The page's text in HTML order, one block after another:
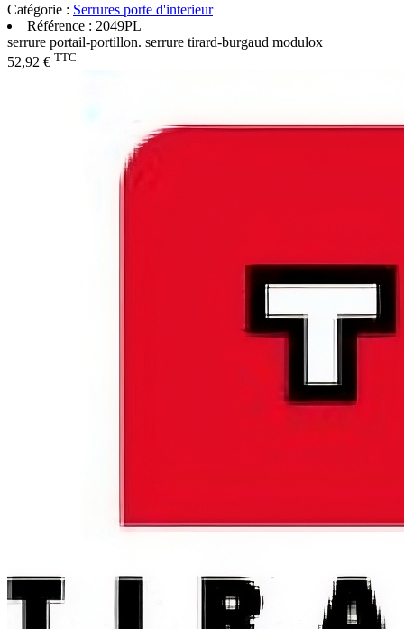
Catégorie : Serrures porte d'interieur
Référence : 2049PL
serrure portail-portillon. serrure tirard-burgaud modulox
52,92 € TTC